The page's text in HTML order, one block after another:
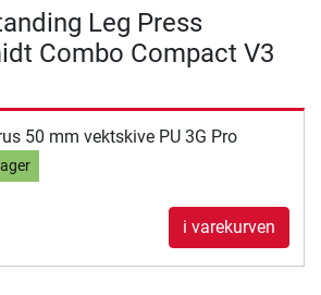
Leg Press
Combo Compact V3
50 mm vektskive PU 3G Pro
i varekurven